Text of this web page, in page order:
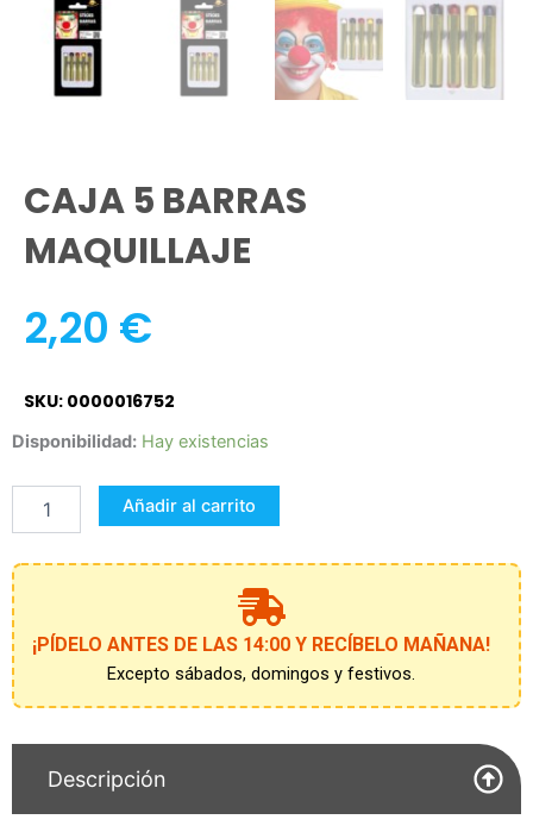
CAJA 5 BARRAS
MAQUILLAJE
2,20 €
SKU: 0000016752
Disponibilidad: Hay existencias
CAJA
BARRAS
MAQUILLAJE
cantidad
Añadir al carrito
¡PÍDELO ANTES DE LAS 14:00 Y RECÍBELO MAÑANA!
Excepto sábados, domingos y festivos.
Descripción